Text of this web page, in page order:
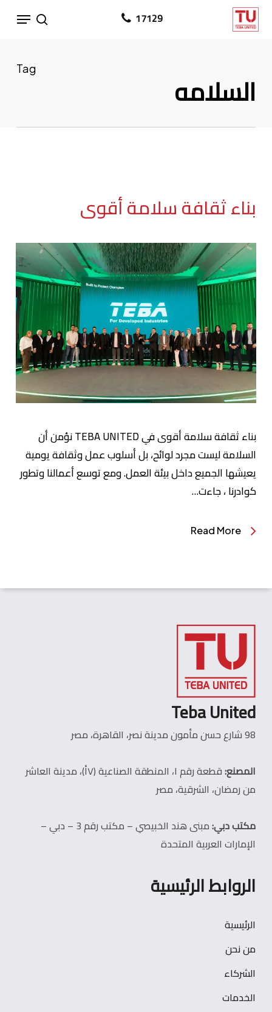
Skip
17129
search
Menu
Tag
السلامه
بناء ثقافة سلامة أقوى
بناء ثقافة سلامة أقوى في TEBA UNITED نؤمن أن
السلامة ليست مجرد لوائح، بل أسلوب عمل وثقافة يومية
يعيشها الجميع داخل بيئة العمل. ومع توسع أعمالنا وتطور
كوادرنا ، جاءت…
Read More
Teba United
98 شارع حسن مأمون مدينة نصر، القاهرة، مصر
المصنع:
قطعة رقم ١، المنطقة الصناعية (٧أ)، مدينة العاشر
من رمضان، الشرقية، مصر
مكتب دبي:
مبنى هند الخبيصي – مكتب رقم 3 – دبي –
الإمارات العربية المتحدة
الروابط الرئيسية
الرئيسية
من نحن
الشركاء
الخدمات